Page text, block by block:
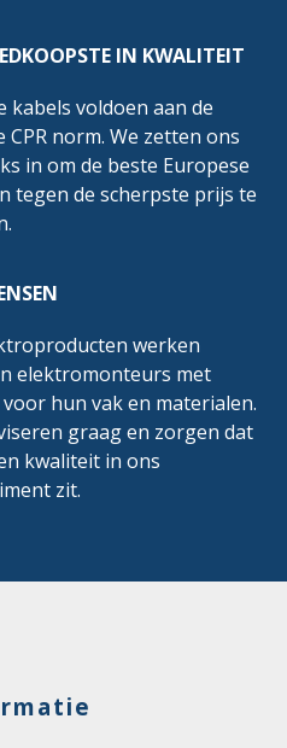
IN KWALITEIT
kabels voldoen aan de
CPR norm. We zetten ons
in om de beste Europese
tegen de scherpste prijs te
werken
elektromonteurs met
voor hun vak en materialen.
graag en zorgen dat
kwaliteit in ons
zit.